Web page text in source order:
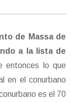
de Massa de
a la lista de
entonces lo que
en el conurbano
es el 70